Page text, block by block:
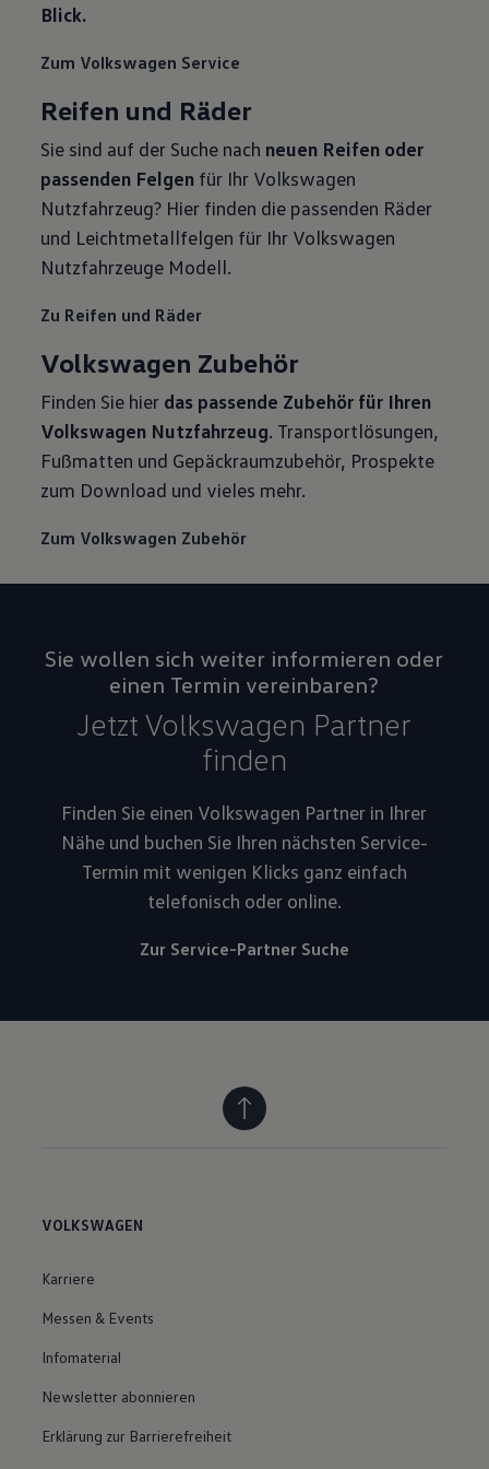
Blick.
Zum Volkswagen Service
Reifen und Räder
Sie sind auf der Suche nach neuen Reifen oder
passenden Felgen für Ihr Volkswagen
Nutzfahrzeug? Hier finden die passenden Räder
und Leichtmetallfelgen für Ihr Volkswagen
Nutzfahrzeuge Modell.
Zu Reifen und Räder
Volkswagen Zubehör
Finden Sie hier das passende Zubehör für Ihren
Volkswagen Nutzfahrzeug. Transportlösungen,
Fußmatten und Gepäckraumzubehör, Prospekte
zum Download und vieles mehr.
Zum Volkswagen Zubehör
Sie wollen sich weiter informieren oder
einen Termin vereinbaren?
Jetzt Volkswagen Partner
finden
Finden Sie einen Volkswagen Partner in Ihrer
Nähe und buchen Sie Ihren nächsten Service-
Termin mit wenigen Klicks ganz einfach
telefonisch oder online.
Zur Service-Partner Suche
VOLKSWAGEN
Karriere
Messen & Events
Infomaterial
Newsletter abonnieren
Erklärung zur Barrierefreiheit